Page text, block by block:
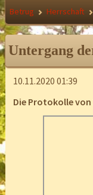
Betrug Herrschaft
Untergang
10.11.2020 01:39
Die Protokolle von